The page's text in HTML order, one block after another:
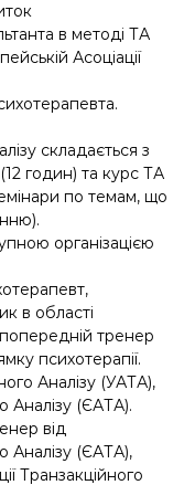
в методі ТА
Асоціації
складається з
годин) та курс ТА
по темам, що
організацією
в області
тренер
психотерапії.
Аналізу (УАТА),
Аналізу (ЄАТА).
від
Аналізу (ЄАТА),
Транзакційного